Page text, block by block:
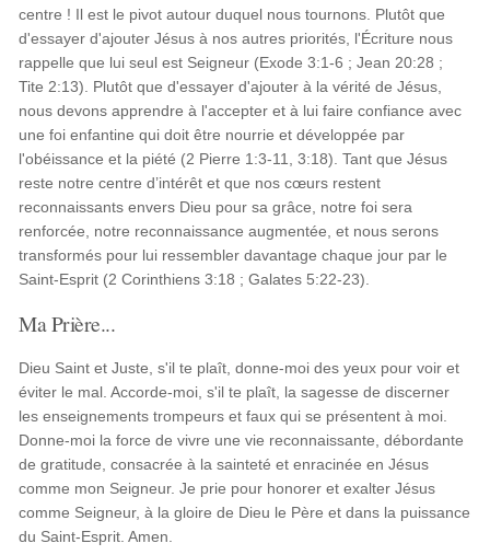
centre ! Il est le pivot autour duquel nous tournons. Plutôt que
d'essayer d'ajouter Jésus à nos autres priorités, l'Écriture nous
rappelle que lui seul est Seigneur (Exode 3:1-6 ; Jean 20:28 ;
Tite 2:13). Plutôt que d'essayer d'ajouter à la vérité de Jésus,
nous devons apprendre à l'accepter et à lui faire confiance avec
une foi enfantine qui doit être nourrie et développée par
l'obéissance et la piété (2 Pierre 1:3-11, 3:18). Tant que Jésus
reste notre centre d’intérêt et que nos cœurs restent
reconnaissants envers Dieu pour sa grâce, notre foi sera
renforcée, notre reconnaissance augmentée, et nous serons
transformés pour lui ressembler davantage chaque jour par le
Saint-Esprit (2 Corinthiens 3:18 ; Galates 5:22-23).
Ma Prière...
Dieu Saint et Juste, s'il te plaît, donne-moi des yeux pour voir et
éviter le mal. Accorde-moi, s'il te plaît, la sagesse de discerner
les enseignements trompeurs et faux qui se présentent à moi.
Donne-moi la force de vivre une vie reconnaissante, débordante
de gratitude, consacrée à la sainteté et enracinée en Jésus
comme mon Seigneur. Je prie pour honorer et exalter Jésus
comme Seigneur, à la gloire de Dieu le Père et dans la puissance
du Saint-Esprit. Amen.